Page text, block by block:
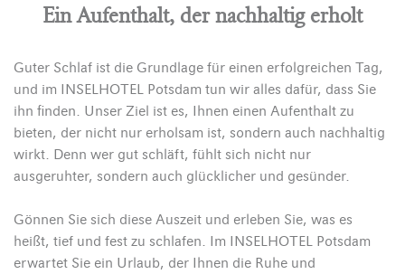
Ein Aufenthalt, der nachhaltig erholt
Guter Schlaf ist die Grundlage für einen erfolgreichen Tag,
und im INSELHOTEL Potsdam tun wir alles dafür, dass Sie
ihn finden. Unser Ziel ist es, Ihnen einen Aufenthalt zu
bieten, der nicht nur erholsam ist, sondern auch nachhaltig
wirkt. Denn wer gut schläft, fühlt sich nicht nur
ausgeruhter, sondern auch glücklicher und gesünder.
Gönnen Sie sich diese Auszeit und erleben Sie, was es
heißt, tief und fest zu schlafen. Im INSELHOTEL Potsdam
erwartet Sie ein Urlaub, der Ihnen die Ruhe und